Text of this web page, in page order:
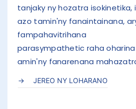
tanjaky ny hozatra isokinetika,
azo tamin'ny fanaintainana,
fampahavitrihana
parasympathetic raha oharina
amin'ny fanarenana
JEREO NY LOHARANO